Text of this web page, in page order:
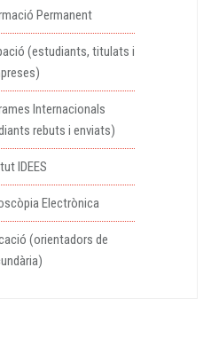
Permanent
(estudiants, titulats i
Internacionals
rebuts i enviats)
IDEES
Electrònica
(orientadors de